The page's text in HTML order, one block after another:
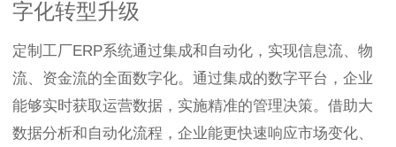
字化转型升级
定制工厂ERP系统通过集成和自动化，实现信息流、物
流、资金流的全面数字化。通过集成的数字平台，企业
能够实时获取运营数据，实施精准的管理决策。借助大
数据分析和自动化流程，企业能更快速响应市场变化、